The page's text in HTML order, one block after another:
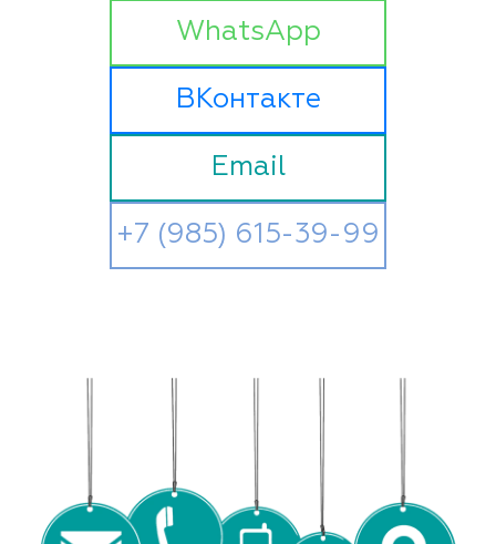
WhatsApp
ВКонтакте
Email
+7 (985) 615-39-99